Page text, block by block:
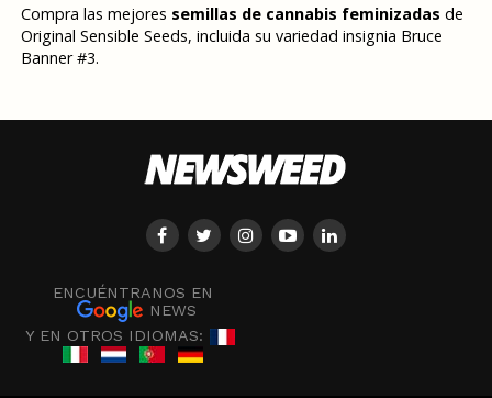
Compra las mejores semillas de cannabis feminizadas de
Original Sensible Seeds, incluida su variedad insignia Bruce
Banner #3.
ENCUÉNTRANOS EN
NEWS
Y EN OTROS IDIOMAS: